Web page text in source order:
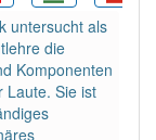
untersucht als
die
Komponenten
Laute. Sie ist